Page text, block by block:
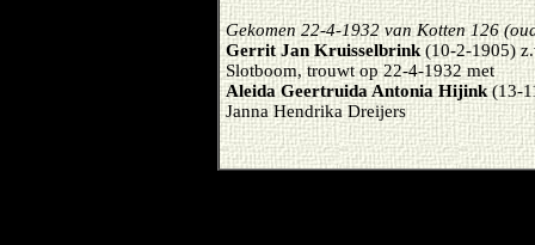
Gekomen 22-4-1932 van Kotten 126
Gerrit Jan Kruisselbrink (10-2-1905)
Slotboom, trouwt op 22-4-1932 met
Aleida Geertruida Antonia Hijink(13-
Janna Hendrika Dreijers